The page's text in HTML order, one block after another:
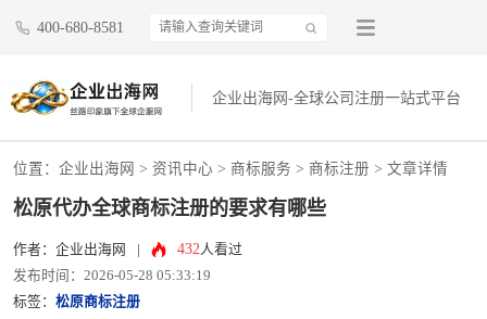
400-680-8581
企业出海网-全球公司注册一站式平台
位置： 企业出海网 > 资讯中心 > 商标服务 > 商标注册 > 文章详情
松原代办全球商标注册的要求有哪些
作者：企业出海网 432人看过
发布时间：2026-05-28 05:33:19
标签： 松原商标注册